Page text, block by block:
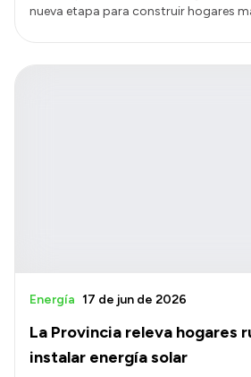
nueva etapa para construir hogares
La Provincia releva hogares
instalar energía solar
Energía 17 de jun de 2026